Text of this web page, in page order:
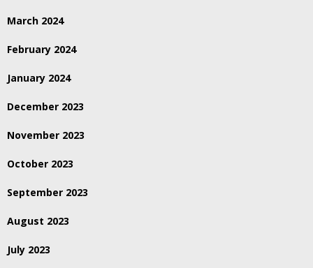
March 2024
February 2024
January 2024
December 2023
November 2023
October 2023
September 2023
August 2023
July 2023